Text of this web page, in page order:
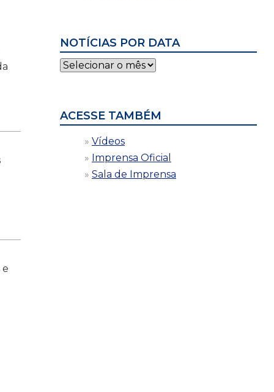
e
NOTÍCIAS POR DATA
Notícias
por
ACESSE TAMBÉM
Vídeos
Imprensa Oficial
Sala de Imprensa